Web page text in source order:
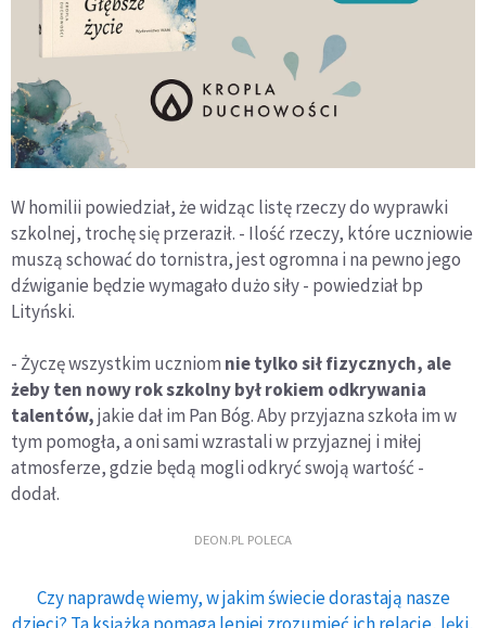
W homilii powiedział, że widząc listę rzeczy do wyprawki
szkolnej, trochę się przeraził. - Ilość rzeczy, które uczniowie
muszą schować do tornistra, jest ogromna i na pewno jego
dźwiganie będzie wymagało dużo siły - powiedział bp
Lityński.
- Życzę wszystkim uczniom nie tylko sił fizycznych, ale
żeby ten nowy rok szkolny był rokiem odkrywania
talentów,jakie dał im Pan Bóg. Aby przyjazna szkoła im w
tym pomogła, a oni sami wzrastali w przyjaznej i miłej
atmosferze, gdzie będą mogli odkryć swoją wartość -
dodał.
DEON.PL POLECA
Czy naprawdę wiemy, w jakim świecie dorastają nasze